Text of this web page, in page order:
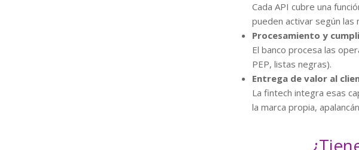
Cada API cubre una
pueden activar según las
Procesamiento y
El banco procesa las
PEP, listas negras).
Entrega de valor al
La fintech integra esas
la marca propia,